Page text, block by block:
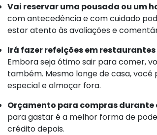
Vai reservar uma pousada ou um
com antecedência e com cuidado
estar atento às avaliações e
Irá fazer refeições em
Embora seja ótimo sair para comer,
também. Mesmo longe de casa,
especial e almoçar fora.
Orçamento para compras durante
para gastar é a melhor forma de
crédito depois.